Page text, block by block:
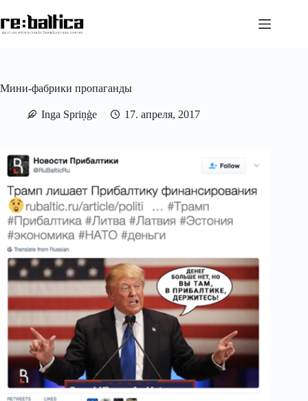
к
сути
Мини-фабрики пропаганды
Inga Spriņģe 17. апреля, 2017